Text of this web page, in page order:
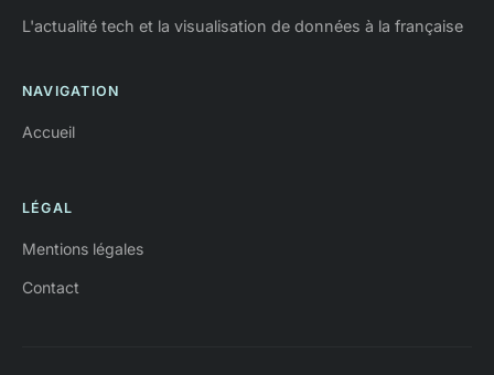
L'actualité tech et la visualisation de données à la française
NAVIGATION
Accueil
LÉGAL
Mentions légales
Contact